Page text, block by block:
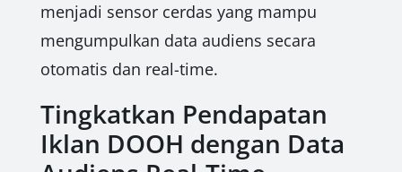
menjadi sensor cerdas yang mampu
mengumpulkan data audiens secara
otomatis dan real-time.
Tingkatkan Pendapatan
Iklan DOOH dengan Data